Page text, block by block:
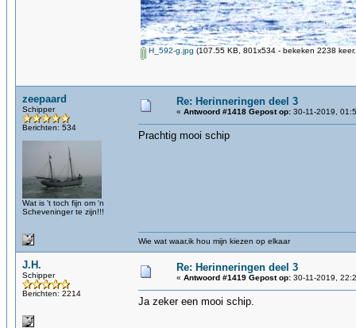
H_592-g.jpg (107.55 KB, 801x534 - bekeken 2238
zeepaard
Schipper
Berichten: 534
Wat is 't toch fijn om 'n
Scheveninger te zijn!!!
Re: Herinneringen deel 3
« Antwoord #1418 Gepost op: 30-11-2019,
Prachtig mooi schip
Wie wat waar,ik hou mijn kiezen op elkaar
J.H.
Schipper
Berichten: 2214
Re: Herinneringen deel 3
« Antwoord #1419 Gepost op: 30-11-2019,
Ja zeker een mooi schip.